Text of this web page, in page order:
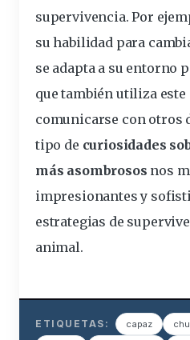
supervivencia. Por
su habilidad para
se adapta a su entorno
que también utiliza
comunicarse con otros
tipo de curiosidades
más asombrosos nos
impresionantes y
estrategias de
animal.
ETIQUETAS: capaz